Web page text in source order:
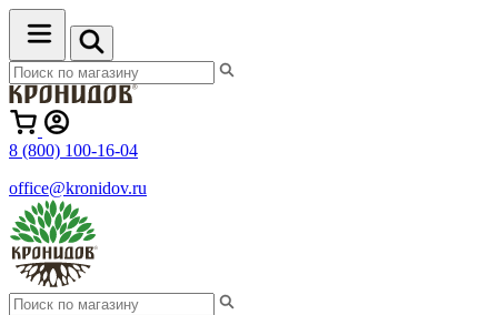
8 (800) 100-16-04
office@kronidov.ru